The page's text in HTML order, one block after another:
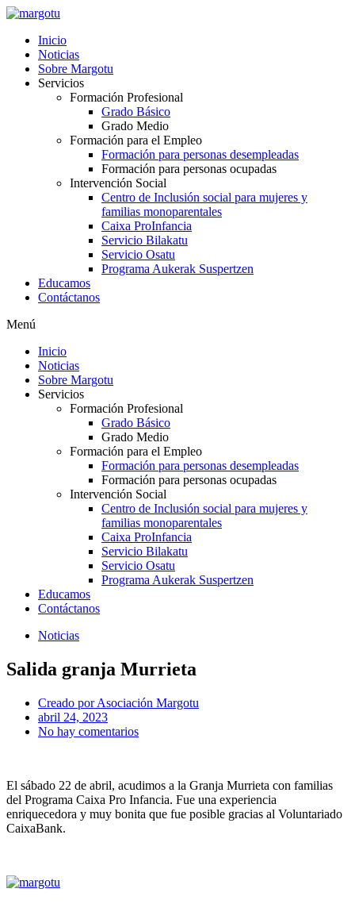
Ir
contenido
Inicio
Noticias
Sobre Margotu
Servicios
Formación Profesional
Grado Básico
Grado Medio
Formación para el Empleo
Formación para personas desempleadas
Formación para personas ocupadas
Intervención Social
Centro de Inclusión social para mujeres y
familias monoparentales
Caixa ProInfancia
Servicio Bilakatu
Servicio Osatu
Programa Aukerak Suspertzen
Educamos
Contáctanos
Menú
Inicio
Noticias
Sobre Margotu
Servicios
Formación Profesional
Grado Básico
Grado Medio
Formación para el Empleo
Formación para personas desempleadas
Formación para personas ocupadas
Intervención Social
Centro de Inclusión social para mujeres y
familias monoparentales
Caixa ProInfancia
Servicio Bilakatu
Servicio Osatu
Programa Aukerak Suspertzen
Educamos
Contáctanos
Noticias
Salida granja Murrieta
Creado porAsociación Margotu
abril 24, 2023
No hay comentarios
El sábado 22 de abril, acudimos a la Granja Murrieta con familias
del Programa Caixa Pro Infancia. Fue una experiencia
enriquecedora y muy bonita que fue posible gracias al Voluntariado
CaixaBank.